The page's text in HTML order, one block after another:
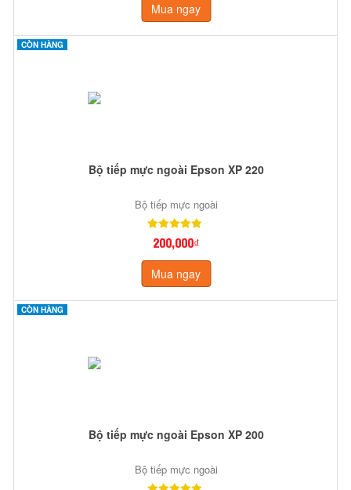
Mua ngay
CÒN HÀNG
Bộ tiếp mực ngoài Epson XP 220
Bộ tiếp mực ngoài
200,000₫
Mua ngay
CÒN HÀNG
Bộ tiếp mực ngoài Epson XP 200
Bộ tiếp mực ngoài